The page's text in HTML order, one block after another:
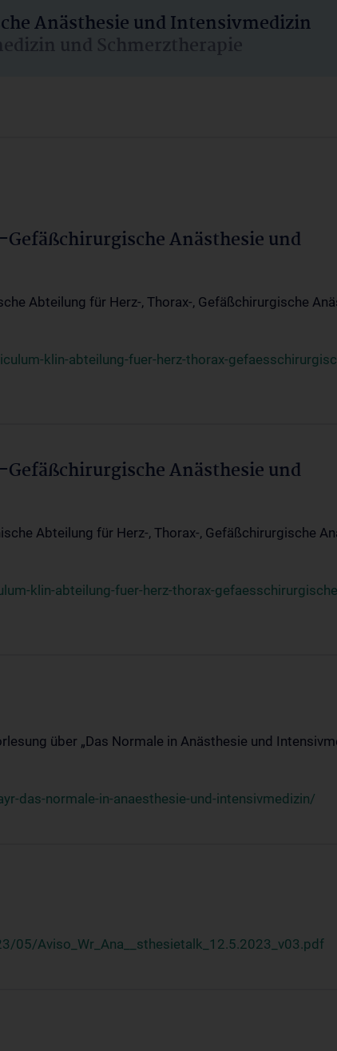
Anästhesie und Intensivmedizin
und Schmerztherapie
Anästhesie und
Abteilung für Herz-, Thorax-, Gefäßchirurgische
klin-abteilung-fuer-herz-thorax-
Anästhesie und
Abteilung für Herz-, Thorax-, Gefäßchirurgische
klin-abteilung-fuer-herz-thorax-
über „Das Normale in Anästhesie und
das-normale-in-anaesthesie-und-intensivmedizin/
Aviso_Wr_Ana__sthesietalk_12.5.2023_v03.pdf